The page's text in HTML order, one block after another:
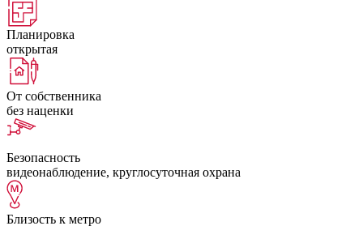
Планировка
открытая
От собственника
без наценки
Безопасность
видеонаблюдение, круглосуточная охрана
Близость к метро